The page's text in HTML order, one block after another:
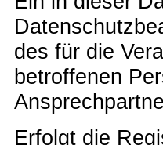
des für die
betroffenen
Erfolgt die